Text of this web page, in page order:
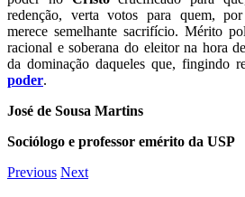
redenção, verta votos para quem,
merece semelhante sacrifício. Mérito
racional e soberana do eleitor na hora
da dominação daqueles que, fingindo
poder.
José de Sousa Martins
Sociólogo e professor emérito da USP
Previous Next